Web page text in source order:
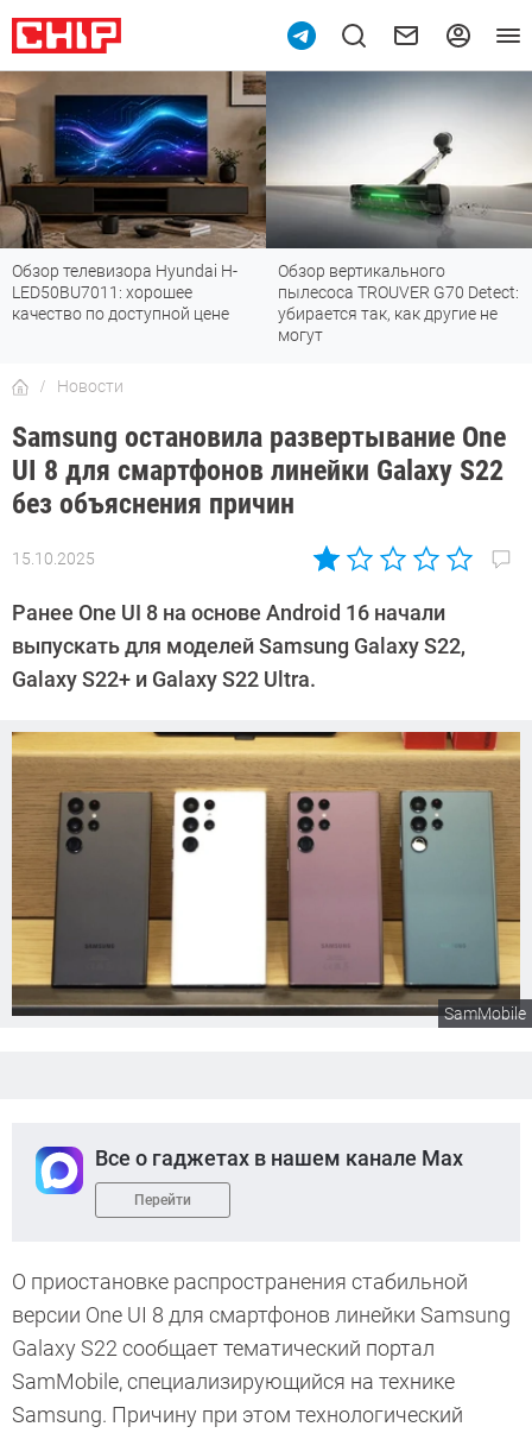
Обзор телевизора Hyundai H-
LED50BU7011: хорошее
качество по доступной цене
Обзор вертикального
пылесоса TROUVER G70 Detect:
убирается так, как другие не
могут
Новости
Samsung остановила развертывание One
UI 8 для смартфонов линейки Galaxy S22
без объяснения причин
15.10.2025
Автор:
Калашников
Ранее One UI 8 на основе Android 16 начали
выпускать для моделей Samsung Galaxy S22,
Galaxy S22+ и Galaxy S22 Ultra.
SamMobile
Все о гаджетах в нашем канале Max
Перейти
О приостановке распространения стабильной
версии One UI 8 для смартфонов линейки Samsung
Galaxy S22 сообщает тематический портал
SamMobile, специализирующийся на технике
Samsung. Причину при этом технологический